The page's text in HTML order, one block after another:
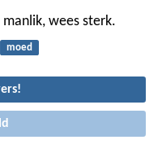
wees sterk.
moed